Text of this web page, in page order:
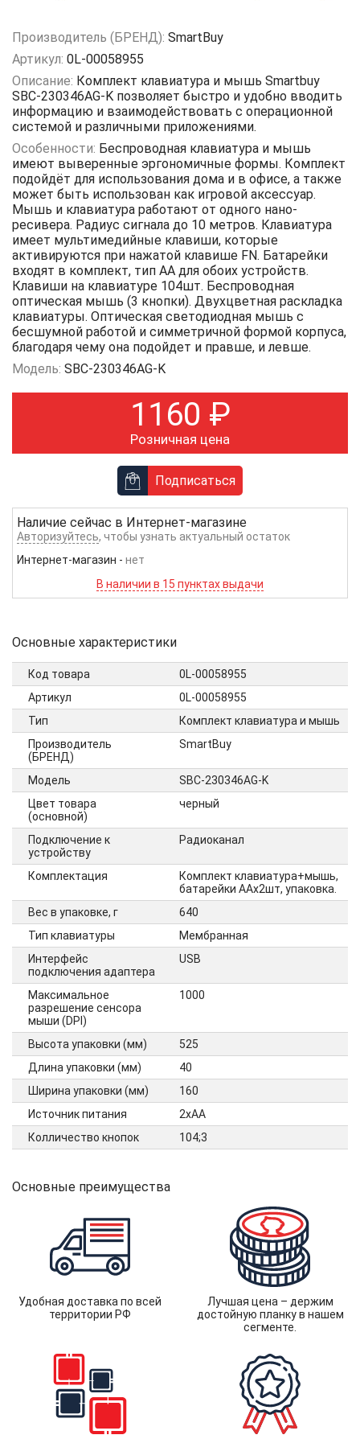
Производитель (БРЕНД): SmartBuy
Артикул: 0L-00058955
Описание: Комплект клавиатура и мышь Smartbuy
SBC-230346AG-K позволяет быстро и удобно вводить
информацию и взаимодействовать с операционной
системой и различными приложениями.
Особенности: Беспроводная клавиатура и мышь
имеют выверенные эргономичные формы. Комплект
подойдёт для использования дома и в офисе, а также
может быть использован как игровой аксессуар.
Мышь и клавиатура работают от одного нано-
ресивера. Радиус сигнала до 10 метров. Клавиатура
имеет мультимедийные клавиши, которые
активируются при нажатой клавише FN. Батарейки
входят в комплект, тип АА для обоих устройств.
Клавиши на клавиатуре 104шт. Беспроводная
оптическая мышь (3 кнопки). Двухцветная раскладка
клавиатуры. Оптическая светодиодная мышь с
бесшумной работой и симметричной формой корпуса,
благодаря чему она подойдет и правше, и левше.
Модель: SBC-230346AG-K
1160 ₽
Розничная цена
Подписаться
Наличие сейчас в Интернет-магазине
Авторизуйтесь, чтобы узнать актуальный остаток
Интернет-магазин - нет
В наличии в 15 пунктах выдачи
Основные характеристики
Код товара
0L-00058955
Артикул
0L-00058955
Тип
Комплект клавиатура и мышь
Производитель
(БРЕНД)
SmartBuy
Модель
SBC-230346AG-K
Цвет товара
(основной)
черный
Подключение к
устройству
Радиоканал
Комплектация
Комплект клавиатура+мышь,
батарейки ААх2шт, упаковка.
Вес в упаковке, г
640
Тип клавиатуры
Мембранная
Интерфейс
подключения адаптера
USB
Максимальное
разрешение сенсора
мыши (DPI)
1000
Высота упаковки (мм)
525
Длина упаковки (мм)
40
Ширина упаковки (мм)
160
Источник питания
2xAA
Колличество кнопок
104;3
Основные преимущества
Удобная доставка по всей
территории РФ
Лучшая цена – держим
достойную планку в нашем
сегменте.